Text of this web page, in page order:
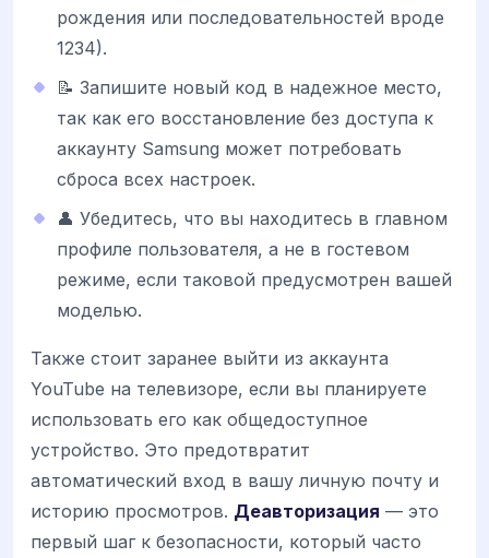
рождения или последовательностей вроде
1234).
📝 Запишите новый код в надежное место,
так как его восстановление без доступа к
аккаунту Samsung может потребовать
сброса всех настроек.
👤 Убедитесь, что вы находитесь в главном
профиле пользователя, а не в гостевом
режиме, если таковой предусмотрен вашей
моделью.
Также стоит заранее выйти из аккаунта
YouTube на телевизоре, если вы планируете
использовать его как общедоступное
устройство. Это предотвратит
автоматический вход в вашу личную почту и
историю просмотров. Деавторизация — это
первый шаг к безопасности, который часто